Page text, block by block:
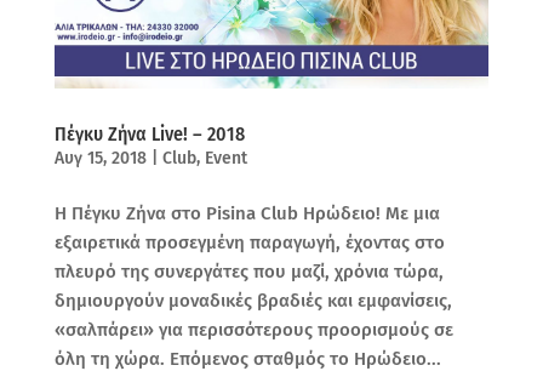
Πέγκυ Ζήνα Live! – 2018
Αυγ 15, 2018| Club, Event
Η Πέγκυ Ζήνα στο Pisina Club Ηρώδειο! Με μια
εξαιρετικά προσεγμένη παραγωγή, έχοντας στο
πλευρό της συνεργάτες που μαζί, χρόνια τώρα,
δημιουργούν μοναδικές βραδιές και εμφανίσεις,
«σαλπάρει» για περισσότερους προορισμούς σε
όλη τη χώρα. Επόμενος σταθμός το Ηρώδειο...